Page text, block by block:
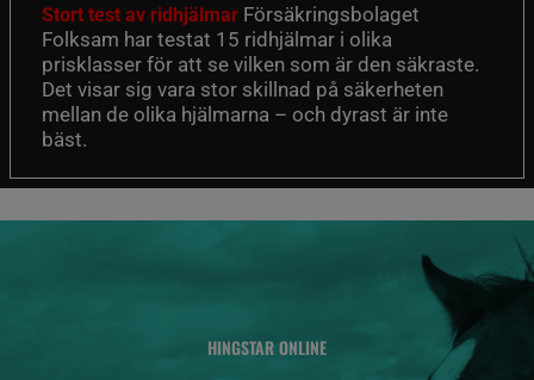
Stort test av ridhjälmar Försäkringsbolaget
Folksam har testat 15 ridhjälmar i olika
prisklasser för att se vilken som är den säkraste.
Det visar sig vara stor skillnad på säkerheten
mellan de olika hjälmarna – och dyrast är inte
bäst.
HINGSTAR ONLINE